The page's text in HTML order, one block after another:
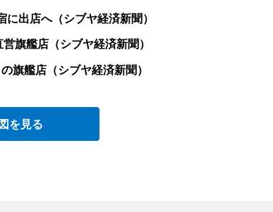
出店へ（シブヤ経済新聞）
旗艦店（シブヤ経済新聞）
旗艦店（シブヤ経済新聞）
を見る